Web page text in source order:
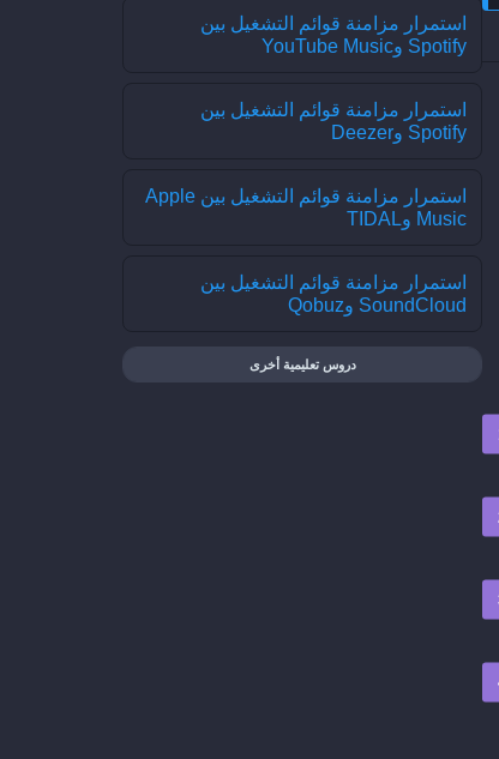
استمرار مزامنة قوائم التشغيل بين
Spotify وYouTube Music
استمرار مزامنة قوائم التشغيل بين
Spotify وDeezer
استمرار مزامنة قوائم التشغيل بين Apple
Music وTIDAL
استمرار مزامنة قوائم التشغيل بين
SoundCloud وQobuz
دروس تعليمية أخرى